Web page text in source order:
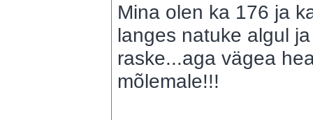
Mina olen ka 176 ja
langes natuke algul
raske...aga vägea
mõlemale!!!